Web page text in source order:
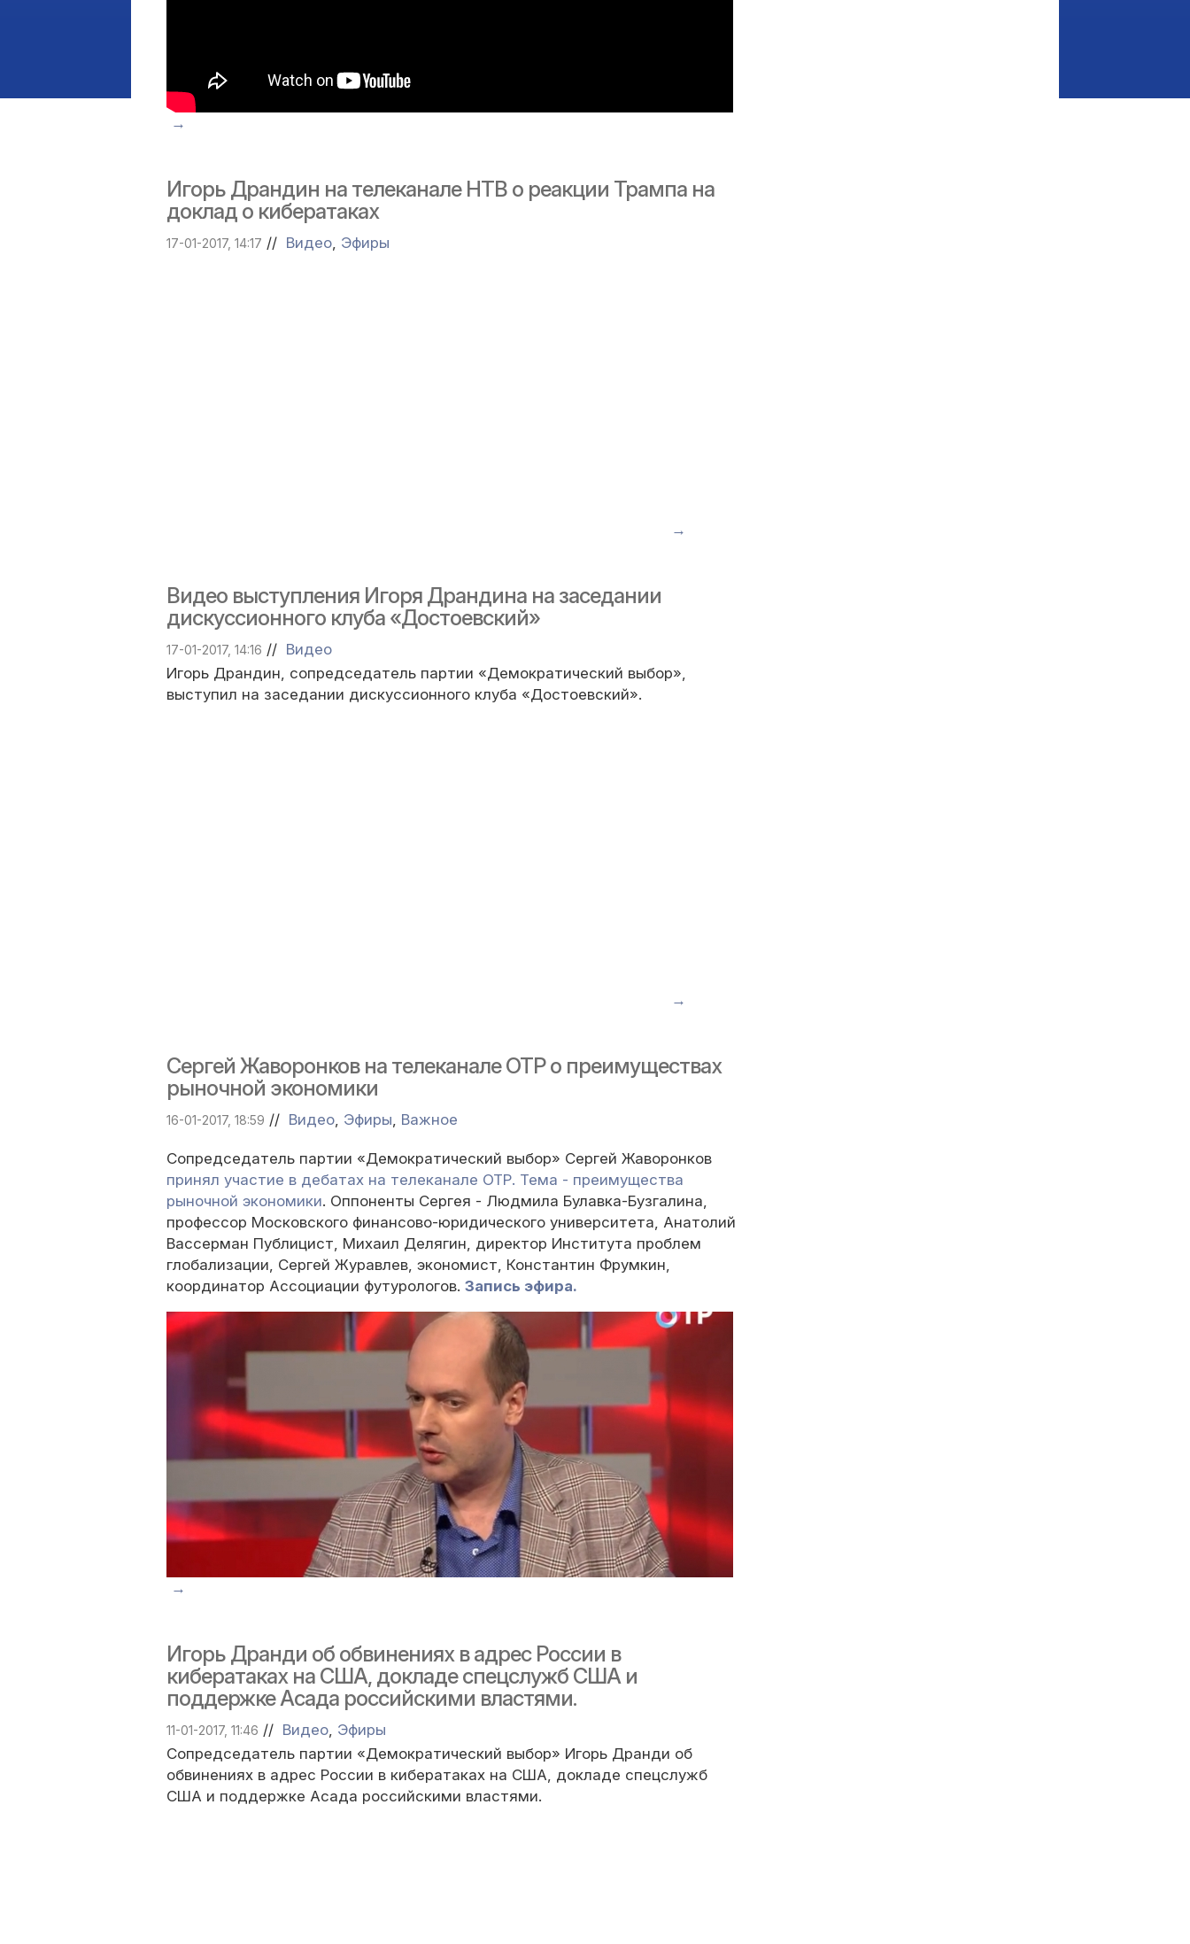
→
Игорь Драндин на телеканале НТВ о реакции Трампа на
доклад о кибератаках
17-01-2017, 14:17 // Видео Эфиры
→
Видео выступления Игоря Драндина на заседании
дискуссионного клуба «Достоевский»
17-01-2017, 14:16 // Видео
Игорь Драндин, сопредседатель партии «Демократический выбор»,
выступил на заседании дискуссионного клуба «Достоевский».
→
Сергей Жаворонков на телеканале ОТР о преимуществах
рыночной экономики
16-01-2017, 18:59 // Видео Эфиры Важное
Сопредседатель партии «Демократический выбор» Сергей Жаворонков
принял участие в дебатах на телеканале ОТР. Тема - преимущества
рыночной экономики. Оппоненты Сергея - Людмила Булавка-Бузгалина,
профессор Московского финансово-юридического университета, Анатолий
Вассерман Публицист, Михаил Делягин, директор Института проблем
глобализации, Сергей Журавлев, экономист, Константин Фрумкин,
координатор Ассоциации футурологов. Запись эфира.
→
Игорь Дранди об обвинениях в адрес России в
кибератаках на США, докладе спецслужб США и
поддержке Асада российскими властями.
11-01-2017, 11:46 // Видео Эфиры
Сопредседатель партии «Демократический выбор» Игорь Дранди об
обвинениях в адрес России в кибератаках на США, докладе спецслужб
США и поддержке Асада российскими властями.